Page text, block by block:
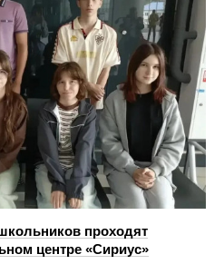
проходят
центре «Сириус»